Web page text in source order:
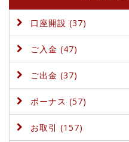
口座開設 (37)
ご入金 (47)
ご出金 (37)
ボーナス (57)
お取引 (157)